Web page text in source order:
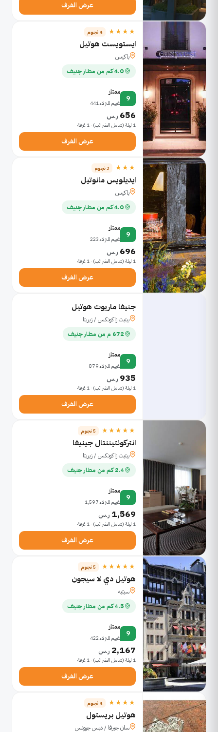
عرض الغرف
★★★★ 4 نجوم
ايستويست هوتيل
باكيس
4.0 كم من مطار جنيف
9
ممتاز
تقييم للنزلاء 441
656 ر.س
1 ليلة (شامل الضرائب) · 1 غرفة
عرض الغرف
★★★ 3 نجوم
ايديلويس مانوتيل
باكيس
4.0 كم من مطار جنيف
9
ممتاز
تقييم للنزلاء 223
696 ر.س
1 ليلة (شامل الضرائب) · 1 غرفة
عرض الغرف
جنيفا ماريوت هوتيل
بيتيت زاكونكس / زيريتا
672 م من مطار جنيف
9
ممتاز
تقييم للنزلاء 879
935 ر.س
1 ليلة (شامل الضرائب) · 1 غرفة
عرض الغرف
★★★★★ 5 نجوم
انتركونتيننتال جينيفا
بيتيت زاكونكس / زيريتا
2.4 كم من مطار جنيف
9
ممتاز
تقييم للنزلاء 1,597
1,569 ر.س
1 ليلة (شامل الضرائب) · 1 غرفة
عرض الغرف
★★★★★ 5 نجوم
هوتيل دي لا سيجون
سيتيه
4.5 كم من مطار جنيف
9
ممتاز
تقييم للنزلاء 422
2,167 ر.س
1 ليلة (شامل الضرائب) · 1 غرفة
عرض الغرف
★★★★ 4 نجوم
هوتيل بريستول
سان جيرفا / ديس جروتس